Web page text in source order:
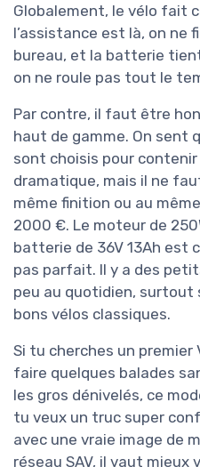
Globalement, le vélo fait
l’assistance est là, on ne
bureau, et la batterie
on ne roule pas tout le
Par contre, il faut être
haut de gamme. On sent
sont choisis pour contenir
dramatique, mais il ne
même finition ou au
2000 €. Le moteur de
batterie de 36V 13Ah est
pas parfait. Il y a des
peu au quotidien, surtout
bons vélos classiques.
Si tu cherches un premier
faire quelques balades
les gros dénivelés, ce
tu veux un truc super
avec une vraie image de
réseau SAV, il vaut mieux